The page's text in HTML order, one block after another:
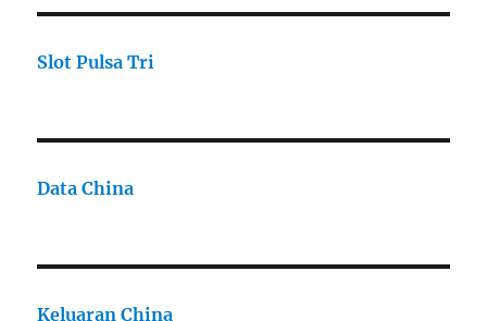
Slot Pulsa Tri
Data China
Keluaran China